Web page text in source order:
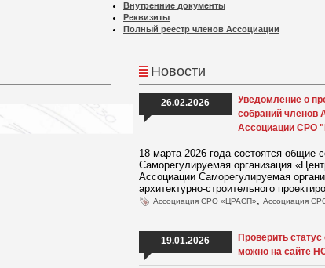
Внутренние документы
Реквизиты
Полный реестр членов Ассоциации
Новости
26.02.2026
Уведомление о
собраний
Ассоциации СРО
18 марта 2026 года состоятся общие
Саморегулируемая организация
Ассоциации Саморегулируемая
архитектурно-строительного
Ассоциация СРО «ЦРАСП», Ассоциация
19.01.2026
Проверить
можно на сайте